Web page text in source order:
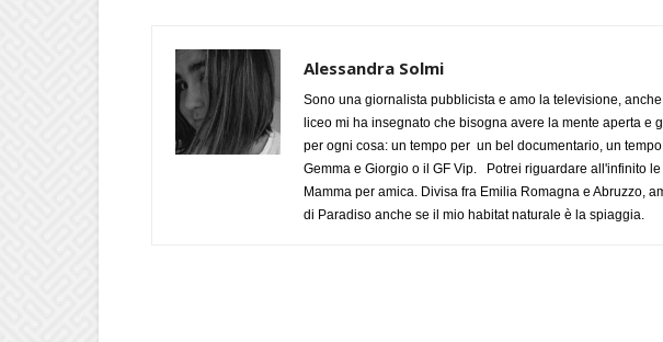
Alessandra Solmi
Sono una giornalista pubblicista e amo la televisione,
liceo mi ha insegnato che bisogna avere la mente aperta e
per ogni cosa: un tempo per un bel documentario, un
Gemma e Giorgio o il GF Vip. Potrei riguardare all'infinito le
Mamma per amica. Divisa fra Emilia Romagna e Abruzzo,
di Paradiso anche se il mio habitat naturale è la spiaggia.